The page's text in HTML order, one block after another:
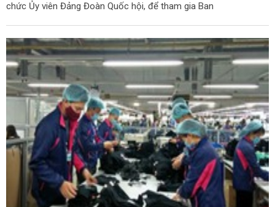
chức Ủy viên Đảng Đoàn Quốc hội, để tham gia Ban